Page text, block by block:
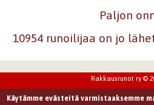
Paljon
10954 runoilijaa on jo
Rakkausrunot ry ©
Käytämme evästeitä varmistaaksemme